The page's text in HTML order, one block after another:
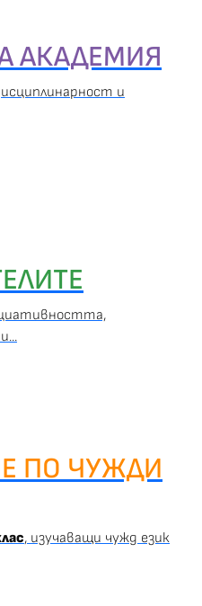
АКАДЕМИЯ
и
ПО ЧУЖДИ
, изучаващи чужд език